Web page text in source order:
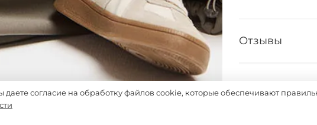
Отзывы
согласие на обработку файлов cookie, которые обеспечивают